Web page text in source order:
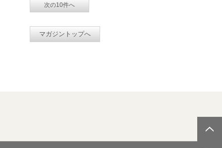
次の10件へ
マガジントップへ